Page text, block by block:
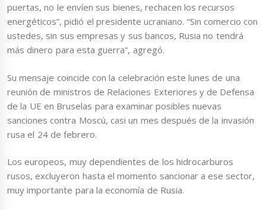
puertas, no le envíen sus bienes, rechacen los recursos
energéticos”, pidió el presidente ucraniano. “Sin comercio con
ustedes, sin sus empresas y sus bancos, Rusia no tendrá
más dinero para esta guerra”, agregó.
Su mensaje coincide con la celebración este lunes de una
reunión de ministros de Relaciones Exteriores y de Defensa
de la UE en Bruselas para examinar posibles nuevas
sanciones contra Moscú, casi un mes después de la invasión
rusa el 24 de febrero.
Los europeos, muy dependientes de los hidrocarburos
rusos, excluyeron hasta el momento sancionar a ese sector,
muy importante para la economía de Rusia.